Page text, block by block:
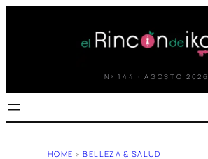
Nº 144 · AGOSTO 2026
HOME » BELLEZA & SALUD